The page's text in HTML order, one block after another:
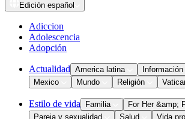
Edición español
Adiccion
Adolescencia
Adopción
Actualidad America latina
Información
Mexico
Mundo Religión
Estilo de vida Familia
For Her &amp;
Pareja y sexualidad
Salud Vida